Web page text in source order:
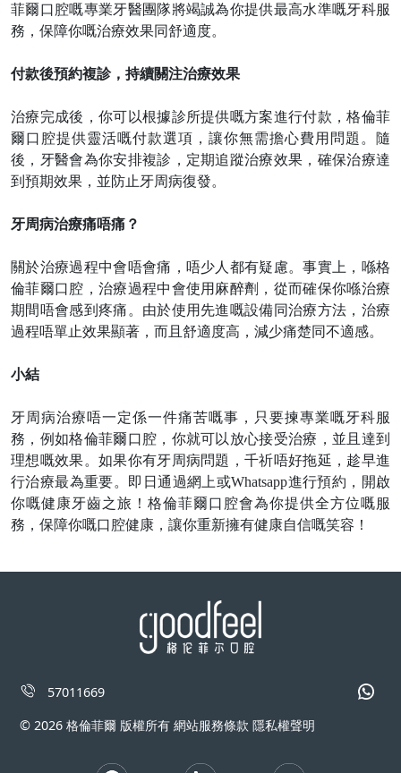
菲爾口腔嘅專業牙醫團隊將竭誠為你提供最高水準嘅牙科服
務，保障你嘅治療效果同舒適度。
付款後預約複診，持續關注治療效果
治療完成後，你可以根據診所提供嘅方案進行付款，格倫菲
爾口腔提供靈活嘅付款選項，讓你無需擔心費用問題。隨
後，牙醫會為你安排複診，定期追蹤治療效果，確保治療達
到預期效果，並防止牙周病復發。
牙周病治療痛唔痛？
關於治療過程中會唔會痛，唔少人都有疑慮。事實上，喺格
倫菲爾口腔，治療過程中會使用麻醉劑，從而確保你喺治療
期間唔會感到疼痛。由於使用先進嘅設備同治療方法，治療
過程唔單止效果顯著，而且舒適度高，減少痛楚同不適感。
小結
牙周病治療唔一定係一件痛苦嘅事，只要揀專業嘅牙科服
務，例如格倫菲爾口腔，你就可以放心接受治療，並且達到
理想嘅效果。如果你有牙周病問題，千祈唔好拖延，趁早進
行治療最為重要。
即日通過網上或Whatsapp進行預約，開啟
你嘅健康牙齒之旅！格倫菲爾口腔會為你提供全方位嘅服
務，保障你嘅口腔健康，讓你重新擁有健康自信嘅笑容！
57011669
© 2026 格倫菲爾 版權所有 網站服務條款 隱私權聲明